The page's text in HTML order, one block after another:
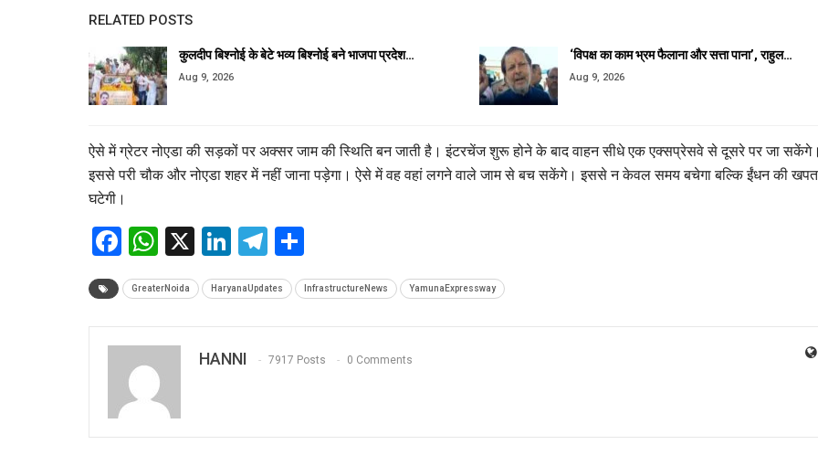
RELATED POSTS
कुलदीप बिश्नोई के बेटे भव्य बिश्नोई बने भाजपा प्रदेश…
Aug 9, 2026
‘विपक्ष का काम भ्रम फैलाना और सत्ता पाना’, राहुल…
Aug 9, 2026
ऐसे में ग्रेटर नोएडा की सड़कों पर अक्सर जाम की स्थिति बन जाती है। इंटरचेंज शुरू होने के बाद वाहन सीधे एक एक्सप्रेसवे से दूसरे पर जा सकेंगे।
इससे परी चौक और नोएडा शहर में नहीं जाना पड़ेगा। ऐसे में वह वहां लगने वाले जाम से बच सकेंगे। इससे न केवल समय बचेगा बल्कि ईंधन की खपत
घटेगी।
Facebook
WhatsApp
X LinkedIn
Telegram
GreaterNoida HaryanaUpdates InfrastructureNews YamunaExpressway
HANNI 7917 Posts 0 Comments